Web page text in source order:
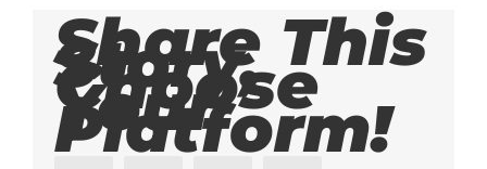
Share This
Story,
Choose
Your
Platform!